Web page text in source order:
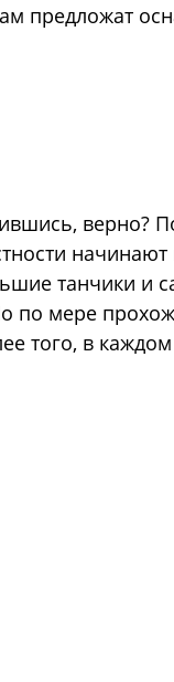
предложат
верно?
танчики и
по мере
того, в